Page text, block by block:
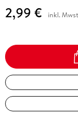
2,99 € inkl.